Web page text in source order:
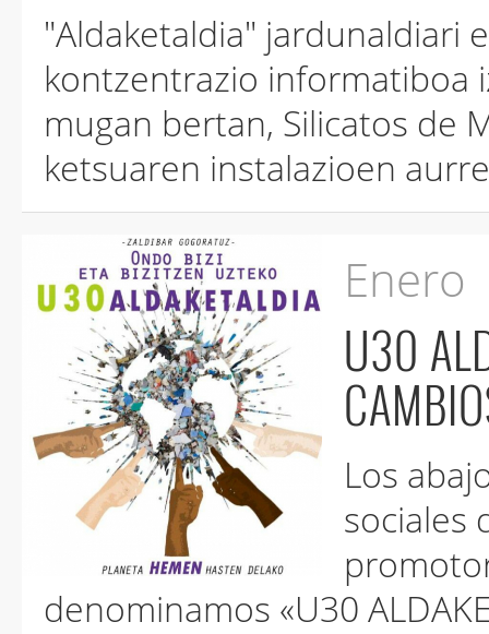
"Aldaketaldia" jardunaldiari
kontzentrazio informatiboa izango da Lezama-Zamudioko
mugan bertan, Silicatos de
ketsuaren instalazioen
Enero
U30
Los
sociales
denominamos «U30